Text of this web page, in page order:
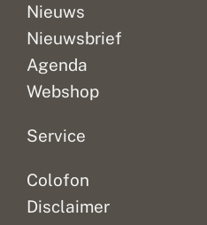
Nieuws
Nieuwsbrief
Agenda
Webshop
Service
Colofon
Disclaimer